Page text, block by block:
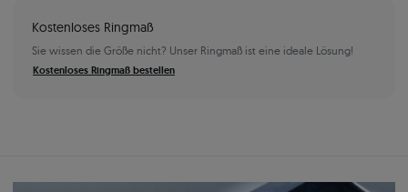
Kostenloses Ringmaß
Sie wissen die Größe nicht? Unser Ringmaß ist eine ideale Lösung!
Kostenloses Ringmaß bestellen